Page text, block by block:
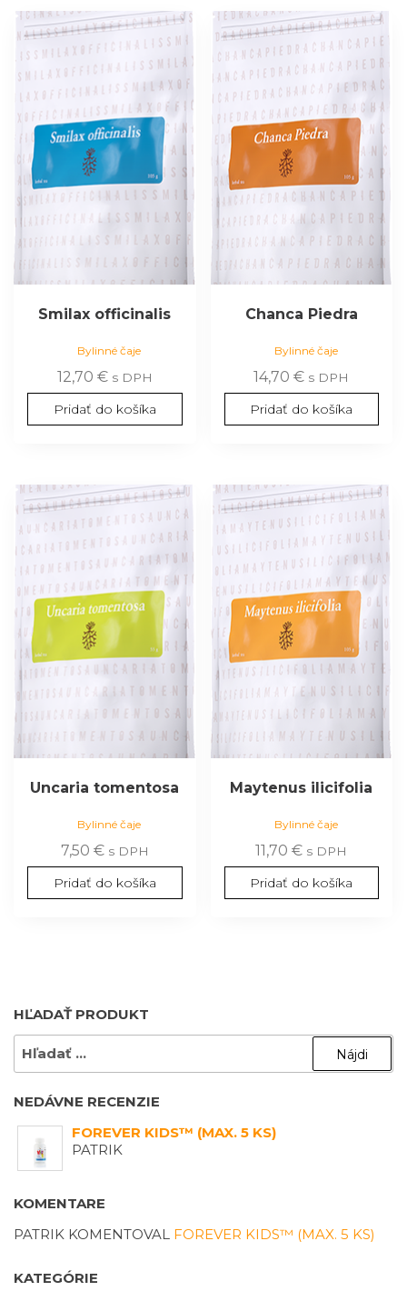
Smilax officinalis
Bylinné čaje
12,70 € s DPH
Pridať do košíka
Chanca Piedra
Bylinné čaje
14,70€ s DPH
Pridať do košíka
Uncaria tomentosa
Bylinné čaje
7,50 € s DPH
Pridať do košíka
Maytenus ilicifolia
Bylinné čaje
11,70€ s DPH
Pridať do košíka
HĽADAŤ PRODUKT
HĽADAŤ:
NEDÁVNE RECENZIE
FOREVER KIDS™ (MAX. 5 KS)
PATRIK
KOMENTARE
PATRIK KOMENTOVAL FOREVER KIDS™ (MAX. 5 KS)
KATEGÓRIE